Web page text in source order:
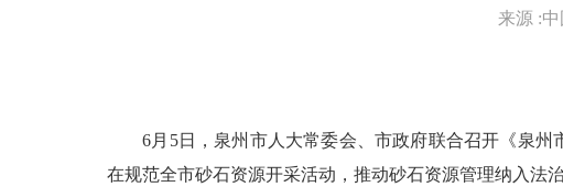
来源 :
6月5日，泉州市人大常委会、市政府联合召开《泉
在规范全市砂石资源开采活动，推动砂石资源管理纳入法